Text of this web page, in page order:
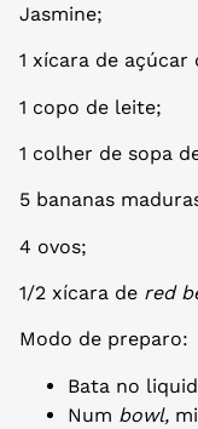
Jasmine;
1 xícara de açúcar
1 copo de leite;
1 colher de sopa
5 bananas
4 ovos;
1/2 xícara de red
Modo de preparo:
Bata no
Num bowl,